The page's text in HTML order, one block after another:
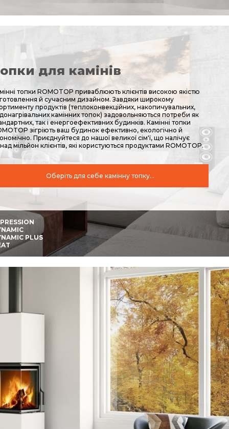
для камінів
топки ROMOTOP приваблюють клієнтів високою якістю
й сучасним дизайном. Завдяки широкому
продуктів (теплоконвекційних, накопичувальних,
камінних топок) задовольняються потреби як
так і енергоефективних будинків. Камінні топки
зігріють ваш будинок ефективно, екологічно й
Приєднуйтеся до нашої великої сім'ї, що налічує
мільйон клієнтів, які користуються продуктами ROMOTOP.
Оберіть для себе камінну топку...
PLUS